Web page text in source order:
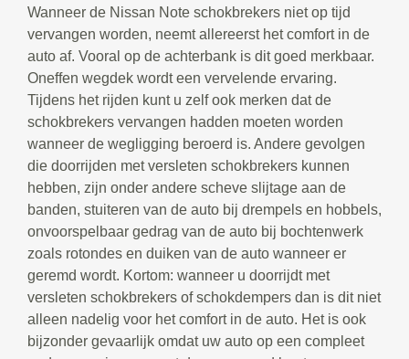
Wanneer de Nissan Note schokbrekers niet op tijd
vervangen worden, neemt allereerst het comfort in de
auto af. Vooral op de achterbank is dit goed merkbaar.
Oneffen wegdek wordt een vervelende ervaring.
Tijdens het rijden kunt u zelf ook merken dat de
schokbrekers vervangen hadden moeten worden
wanneer de wegligging beroerd is. Andere gevolgen
die doorrijden met versleten schokbrekers kunnen
hebben, zijn onder andere scheve slijtage aan de
banden, stuiteren van de auto bij drempels en hobbels,
onvoorspelbaar gedrag van de auto bij bochtenwerk
zoals rotondes en duiken van de auto wanneer er
geremd wordt. Kortom: wanneer u doorrijdt met
versleten schokbrekers of schokdempers dan is dit niet
alleen nadelig voor het comfort in de auto. Het is ook
bijzonder gevaarlijk omdat uw auto op een compleet